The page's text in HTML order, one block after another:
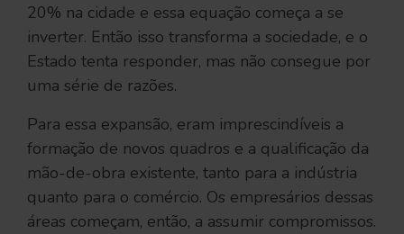
20% na cidade e essa equação começa a se
inverter. Então isso transforma a sociedade, e o
Estado tenta responder, mas não consegue por
uma série de razões.
Para essa expansão, eram imprescindíveis a
formação de novos quadros e a qualificação da
mão-de-obra existente, tanto para a indústria
quanto para o comércio. Os empresários dessas
áreas começam, então, a assumir compromissos.